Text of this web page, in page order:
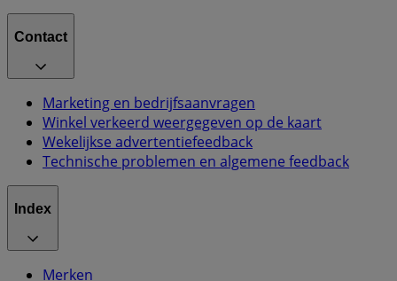
Contact
Marketing en bedrijfsaanvragen
Winkel verkeerd weergegeven op de kaart
Wekelijkse advertentiefeedback
Technische problemen en algemene feedback
Index
Merken